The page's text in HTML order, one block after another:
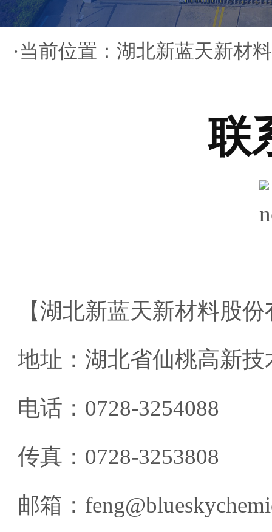
·当前位置：湖北新蓝天新材
联
【湖北新蓝天新材料股
地址：湖北省仙桃高新
电话：0728-3254088
传真：0728-3253808
邮箱：